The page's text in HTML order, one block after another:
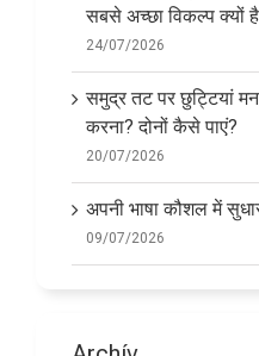
सबसे अच्छा विकल्प क्यों
24/07/2026
समुद्र तट पर छुट्टियां
करना? दोनों कैसे पाएं?
20/07/2026
अपनी भाषा कौशल में
09/07/2026